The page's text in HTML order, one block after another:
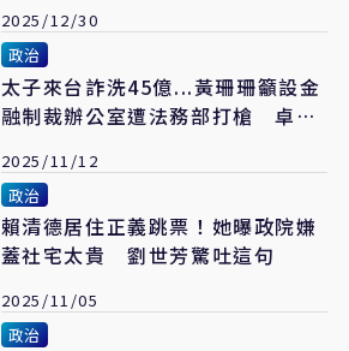
2025/12/30
政治
太子來台詐洗45億...黃珊珊籲設金
融制裁辦公室遭法務部打槍 卓揆
2025/11/12
政治
賴清德居住正義跳票！她曝政院嫌
蓋社宅太貴 劉世芳驚吐這句
2025/11/05
政治